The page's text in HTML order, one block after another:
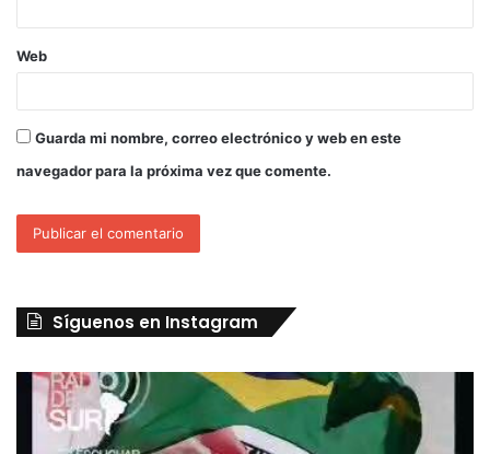
Web
Guarda mi nombre, correo electrónico y web en este
navegador para la próxima vez que comente.
Síguenos en Instagram